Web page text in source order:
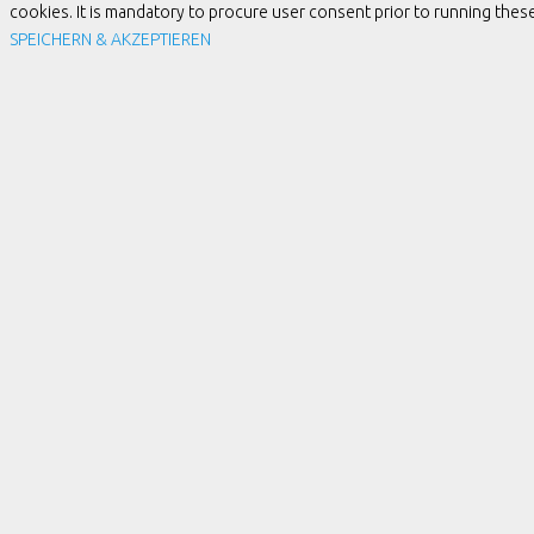
cookies. It is mandatory to procure user consent prior to running
SPEICHERN & AKZEPTIEREN